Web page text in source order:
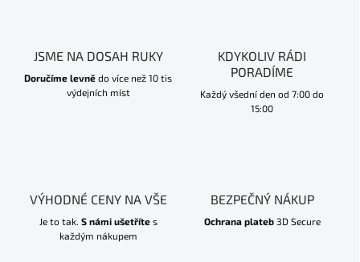
JSME NA DOSAH RUKY
Doručíme levně do více než 10 tis
výdejních míst
KDYKOLIV RÁDI
PORADÍME
Každý všední den od 7:00 do
15:00
VÝHODNÉ CENY NA VŠE
Je to tak. S námi ušetřítes
každým nákupem
BEZPEČNÝ NÁKUP
Ochrana plateb3D Secure